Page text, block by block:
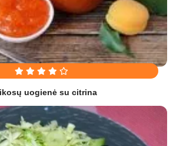
uogienė su citrina